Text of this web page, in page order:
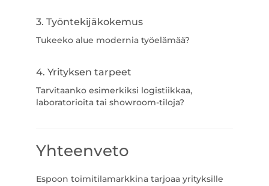
3. Työntekijäkokemus
Tukeeko alue modernia työelämää?
4. Yrityksen tarpeet
Tarvitaanko esimerkiksi logistiikkaa,
laboratorioita tai showroom-tiloja?
Yhteenveto
Espoon toimitilamarkkina tarjoaa yrityksille